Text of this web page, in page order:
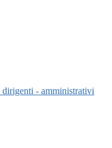
- amministrativi